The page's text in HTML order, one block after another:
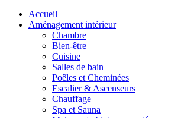
Accueil
Aménagement intérieur
Chambre
Bien-être
Cuisine
Salles de bain
Poêles et Cheminées
Escalier & Ascenseurs
Chauffage
Spa et Sauna